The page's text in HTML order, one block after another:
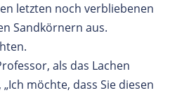
letzten noch verbliebenen
Sandkörnern aus.
als das Lachen
möchte, dass Sie diesen